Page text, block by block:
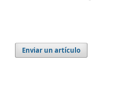
Enviar un artículo